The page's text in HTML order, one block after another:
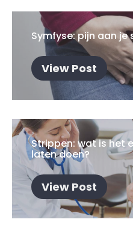
Symfyse: pijn aan
View Post
Strippen: wat is het
laten doen?
View Post